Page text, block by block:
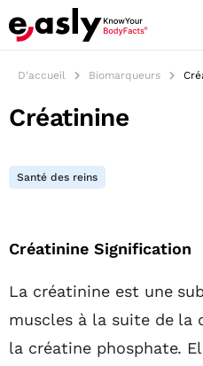
D'accueil Biomarqueurs
Créatinine
Santé des reins
Créatinine Signification
La créatinine est une
muscles à la suite de la
la créatine phosphate.